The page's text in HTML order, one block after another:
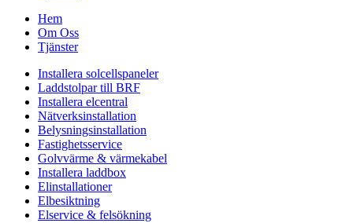
Hem
Om Oss
Tjänster
Installera solcellspaneler
Laddstolpar till BRF
Installera elcentral
Nätverksinstallation
Belysningsinstallation
Fastighetsservice
Golvvärme & värmekabel
Installera laddbox
Elinstallationer
Elbesiktning
Elservice & felsökning